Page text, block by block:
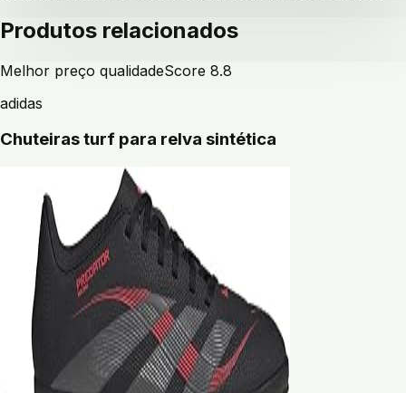
Produtos relacionados
Melhor preço qualidadeScore 8.8
adidas
Chuteiras turf para relva sintética